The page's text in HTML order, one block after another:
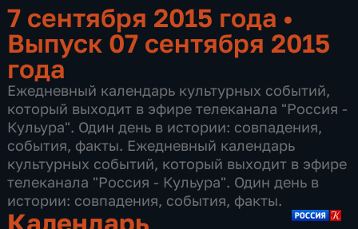
7 сентября 2015 года •
Выпуск 07 сентября 2015
года
Ежедневный календарь культурных событий,
который выходит в эфире телеканала "Россия -
Кульура". Один день в истории: совпадения,
события, факты. Ежедневный календарь
культурных событий, который выходит в эфире
телеканала "Россия - Кульура". Один день в
истории: совпадения, события, факты.
Календарь